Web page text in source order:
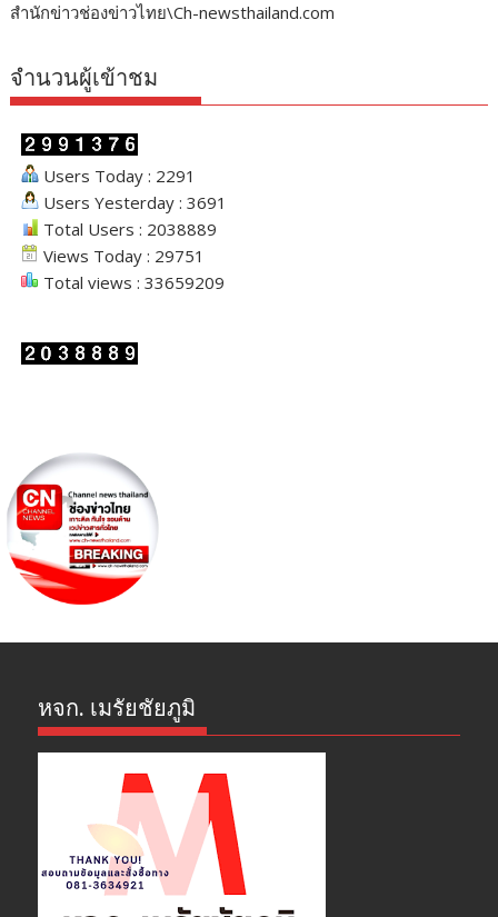
สำนักข่าวช่องข่าวไทย\Ch-newsthailand.com
จำนวนผู้เข้าชม
Users Today : 2291
Users Yesterday : 3691
Total Users : 2038889
Views Today : 29751
Total views : 33659209
หจก. เมรัยชัยภูมิ